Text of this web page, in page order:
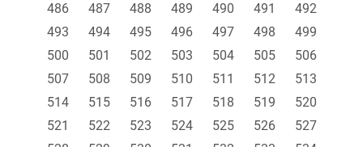
486
487 488 489 490 491
492
493
494 495 496 497 498
499
500
501 502 503 504 505
506
507
508 509 510 511 512
513
514
515 516 517 518 519
520
521
522 523 524 525 526
527